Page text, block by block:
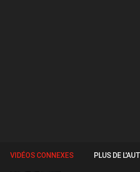
VIDÉOS CONNEXES PLUS DE